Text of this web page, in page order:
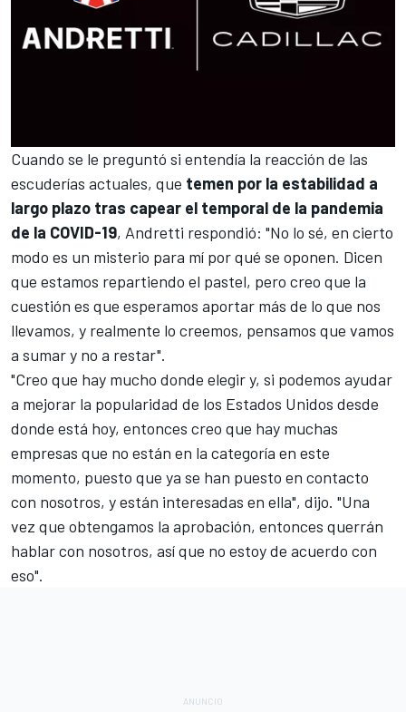
Cuando se le preguntó si entendía la reacción de las
escuderías actuales, que temen por la estabilidad a
largo plazo tras capear el temporal de la pandemia
de la COVID-19, Andretti respondió: "No lo sé, en cierto
modo es un misterio para mí por qué se oponen. Dicen
que estamos repartiendo el pastel, pero creo que la
cuestión es que esperamos aportar más de lo que nos
llevamos, y realmente lo creemos, pensamos que vamos
a sumar y no a restar".
"Creo que hay mucho donde elegir y, si podemos ayudar
a mejorar la popularidad de los Estados Unidos desde
donde está hoy, entonces creo que hay muchas
empresas que no están en la categoría en este
momento, puesto que ya se han puesto en contacto
con nosotros, y están interesadas en ella", dijo. "Una
vez que obtengamos la aprobación, entonces querrán
hablar con nosotros, así que no estoy de acuerdo con
eso".